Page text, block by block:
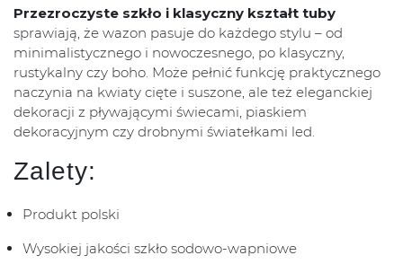
Przezroczyste szkło i klasyczny kształt tuby
sprawiają, że wazon pasuje do każdego stylu – od
minimalistycznego i nowoczesnego, po klasyczny,
rustykalny czy boho. Może pełnić funkcję praktycznego
naczynia na kwiaty cięte i suszone, ale też eleganckiej
dekoracji z pływającymi świecami, piaskiem
dekoracyjnym czy drobnymi światełkami led.
Zalety:
Produkt polski
Wysokiej jakości szkło sodowo-wapniowe